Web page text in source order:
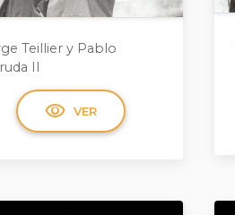
Teillier y Pablo
II
visibility VER